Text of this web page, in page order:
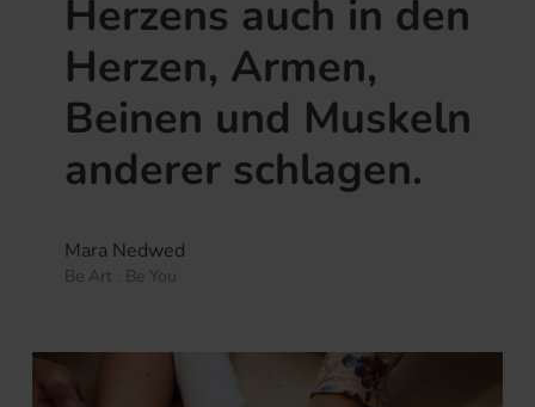
Herzens auch in den
Herzen, Armen,
Beinen und Muskeln
anderer schlagen.
Mara Nedwed
Be Art . Be You